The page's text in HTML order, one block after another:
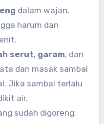
dalam wajan,
harum dan
serut, garam, dan
dan masak sambal
Jika sambal terlalu
air.
sudah digoreng.